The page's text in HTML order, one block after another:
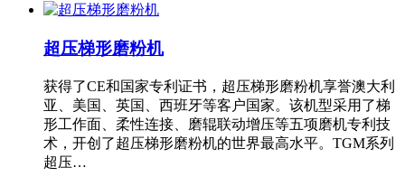
超压梯形磨粉机
获得了CE和国家专利证书，超压梯形磨粉机享誉澳大利
亚、美国、英国、西班牙等客户国家。该机型采用了梯
形工作面、柔性连接、磨辊联动增压等五项磨机专利技
术，开创了超压梯形磨粉机的世界最高水平。TGM系列
超压…